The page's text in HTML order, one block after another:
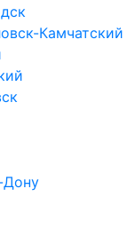
Камчатский
Дону